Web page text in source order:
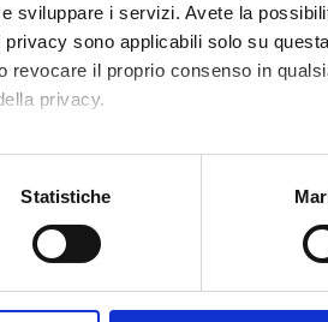
sviluppare i servizi. Avete la
sono applicabili solo su
il proprio consenso in
privacy.
di qualche metro,
sui cookie.
Statistiche